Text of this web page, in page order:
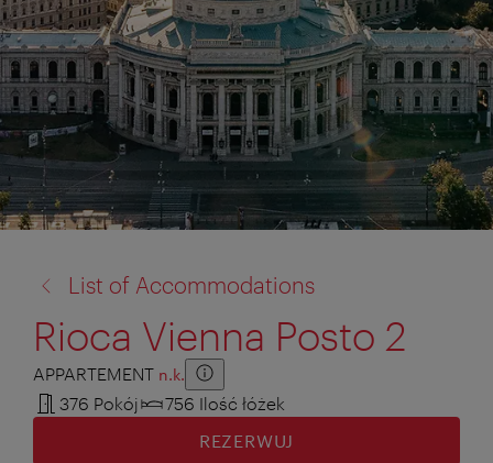
do:
List of Accommodations
Rioca Vienna Posto 2
APPARTEMENT n.k.
Zusatzinformation anzeigen
Zusatzinformation ausblenden
376 Pokój
756 Ilość łóżek
REZERWUJ